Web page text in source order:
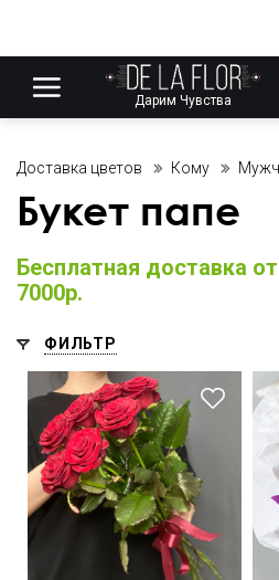
Дарим Чувства
Доставка цветов Кому
Букет папе
Бесплатная доставка
7000р.
ФИЛЬТР
50 см 20 см